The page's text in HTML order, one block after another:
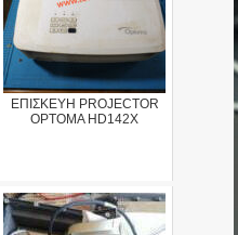
ΕΠΙΣΚΕΥΗ PROJECTOR
OPTOMA HD142X